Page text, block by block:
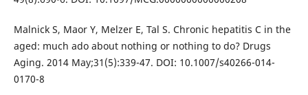
Malnick S, Maor Y, Melzer E, Tal S. Chronic hepatitis C in the
aged: much ado about nothing or nothing to do? Drugs
Aging. 2014 May;31(5):339-47. DOI: 10.1007/s40266-014-
0170-8